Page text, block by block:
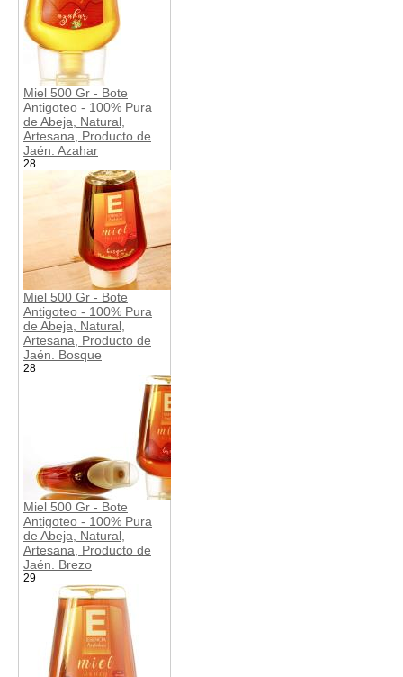
Miel 500 Gr - Bote
Antigoteo - 100% Pura
de Abeja, Natural,
Artesana, Producto de
Jaén. Azahar
28
Miel 500 Gr - Bote
Antigoteo - 100% Pura
de Abeja, Natural,
Artesana, Producto de
Jaén. Bosque
28
Miel 500 Gr - Bote
Antigoteo - 100% Pura
de Abeja, Natural,
Artesana, Producto de
Jaén. Brezo
29